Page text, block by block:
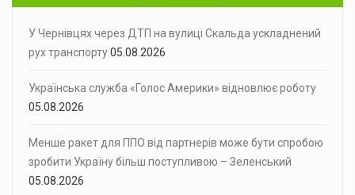
У Чернівцях через ДТП на вулиці Скальда ускладнений
рух транспорту05.08.2026
Українська служба «Голос Америки» відновлює роботу
05.08.2026
Менше ракет для ППО від партнерів може бути спробою
зробити Україну більш поступливою – Зеленський
05.08.2026